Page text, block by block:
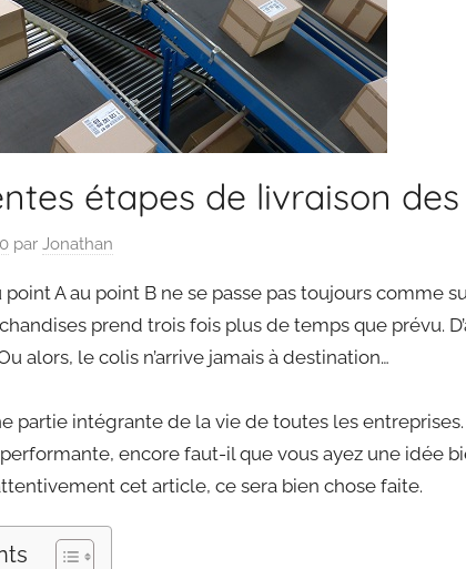
étapes de livraison
par Jonathan
A au point B ne se passe pas toujours comme
prend trois fois plus de temps que prévu.
alors, le colis n’arrive jamais à destination…
partie intégrante de la vie de toutes les
encore faut-il que vous ayez une idée
cet article, ce sera bien chose faite.